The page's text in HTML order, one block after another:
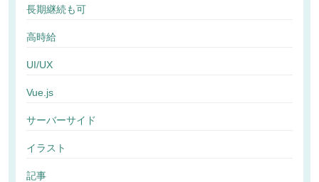
長期継続も可
高時給
UI/UX
Vue.js
サーバーサイド
イラスト
記事